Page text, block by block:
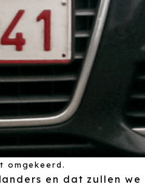
omgekeerd.
en dat zullen